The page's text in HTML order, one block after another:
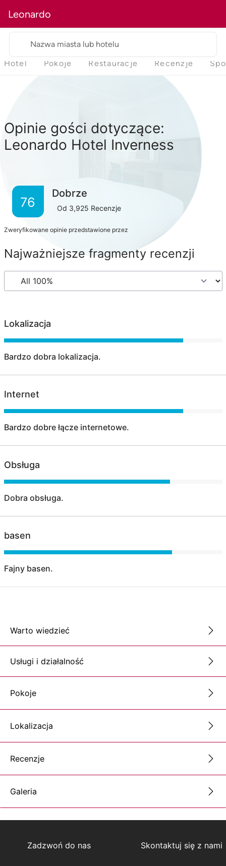
Leonardo
Nazwa miasta lub hotelu
Hotel Pokoje Restauracje Recenzje
Opinie gości dotyczące:
Leonardo Hotel Inverness
76
Dobrze
Od 3,925 Recenzje
Zweryfikowane opinie przedstawione przez
Najważniejsze fragmenty recenzji
Lokalizacja
Bardzo dobra lokalizacja.
Internet
Bardzo dobre łącze internetowe.
Obsługa
Dobra obsługa.
basen
Fajny basen.
Warto wiedzieć
Usługi i działalność
Pokoje
Lokalizacja
Recenzje
Galeria
Zadzwoń do nas Skontaktuj się z nami